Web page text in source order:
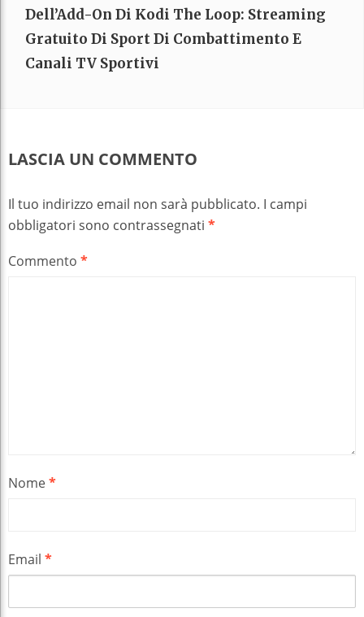
Dell’Add-On Di Kodi The Loop: Streaming
Gratuito Di Sport Di Combattimento E
Canali TV Sportivi
LASCIA UN COMMENTO
Il tuo indirizzo email non sarà pubblicato. I campi
obbligatori sono contrassegnati *
Commento *
Nome*
Email *